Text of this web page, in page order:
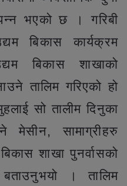
भएको छ । गरिबी
बिकास कार्यक्रम
बिकास शाखाको
तालिम गरिएको हो
सो तालीम दिनुका
मेसीन, सामाग्रीहरु
शाखा पुनर्वासको
। तालिम